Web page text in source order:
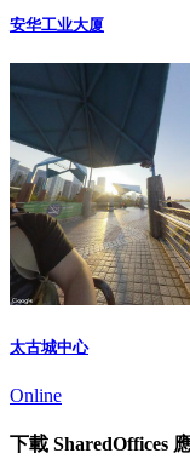
安华工业大厦
太古城中心
Online
下載 SharedOffices